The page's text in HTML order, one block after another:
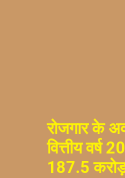
रोजगार के
वित्तीय वर्ष
187.5